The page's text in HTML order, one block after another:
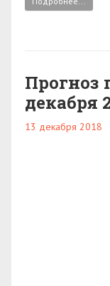
Прогноз
декабря
13 декабря 2018